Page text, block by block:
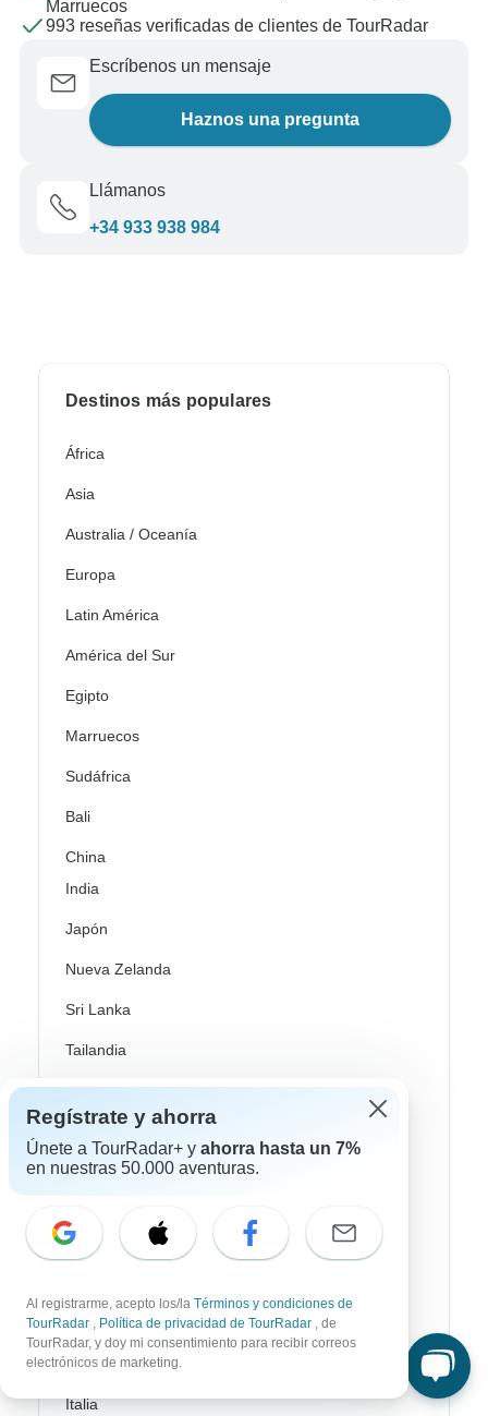
Marruecos
993 reseñas verificadas de clientes de TourRadar
Escríbenos un mensaje
Haznos una pregunta
Llámanos
+34 933 938 984
Destinos más populares
África
Asia
Australia / Oceanía
Europa
Latin América
América del Sur
Egipto
Marruecos
Sudáfrica
Bali
China
India
Japón
Nueva Zelanda
Sri Lanka
Tailandia
Vietnam
Europa del Este
Grecia
Islandia
Irlanda
Italia
Regístrate y ahorra
Únete a TourRadar+ y ahorra hasta un 7%
en nuestras 50.000 aventuras.
Al registrarme, acepto los/la Términos y condiciones de
TourRadar , Política de privacidad de TourRadar , de
TourRadar, y doy mi consentimiento para recibir correos
electrónicos de marketing.